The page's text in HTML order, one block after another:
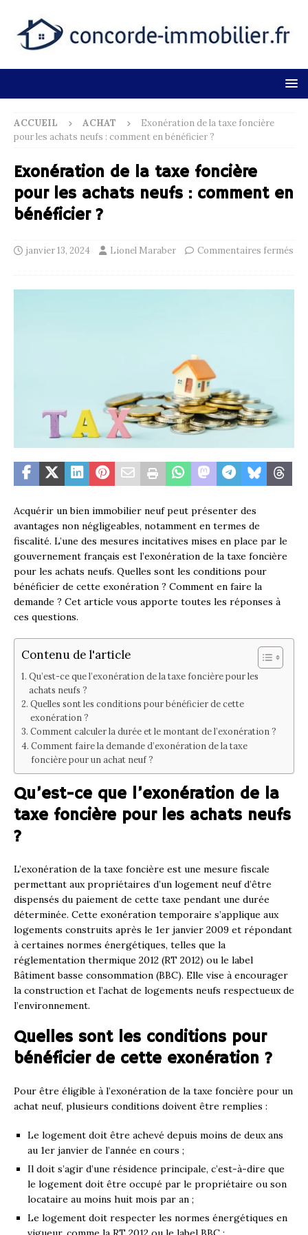
ACCUEIL ACHAT
Exonération de la taxe foncière
pour les achats neufs : comment en bénéficier ?
Exonération de la taxe foncière
pour les achats neufs : comment en
bénéficier ?
janvier 13, 2024 Lionel Maraber Commentaires fermés
Acquérir un bien immobilier neuf peut présenter des
avantages non négligeables, notamment en termes de
fiscalité. L’une des mesures incitatives mises en place par le
gouvernement français est l’exonération de la taxe foncière
pour les achats neufs. Quelles sont les conditions pour
bénéficier de cette exonération ? Comment en faire la
demande ? Cet article vous apporte toutes les réponses à
ces questions.
Contenu de l'article
Qu’est-ce que l’exonération de la taxe foncière pour les
achats neufs ?
Quelles sont les conditions pour bénéficier de cette
exonération ?
Comment calculer la durée et le montant de l’exonération ?
Comment faire la demande d’exonération de la taxe
foncière pour un achat neuf ?
Qu’est-ce que l’exonération de la
taxe foncière pour les achats neufs
?
L’exonération de la taxe foncière est une mesure fiscale
permettant aux propriétaires d’un logement neuf d’être
dispensés du paiement de cette taxe pendant une durée
déterminée. Cette exonération temporaire s’applique aux
logements construits après le 1er janvier 2009 et répondant
à certaines normes énergétiques, telles que la
réglementation thermique 2012 (RT 2012) ou le label
Bâtiment basse consommation (BBC). Elle vise à encourager
la construction et l’achat de logements neufs respectueux de
l’environnement.
Quelles sont les conditions pour
bénéficier de cette exonération ?
Pour être éligible à l’exonération de la taxe foncière pour un
achat neuf, plusieurs conditions doivent être remplies :
Le logement doit être achevé depuis moins de deux ans
au 1er janvier de l’année en cours ;
Il doit s’agir d’une résidence principale, c’est-à-dire que
le logement doit être occupé par le propriétaire ou son
locataire au moins huit mois par an ;
Le logement doit respecter les normes énergétiques en